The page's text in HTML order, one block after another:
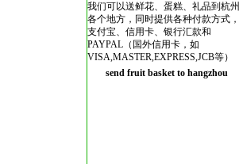
我们可以送鲜花、蛋糕、礼品到杭州
各个地方，同时提供各种付款方式，
支付宝、信用卡、银行汇款和
PAYPAL（国外信用卡，如
VISA,MASTER,EXPRESS,JCB等）
send fruit basket to hangzhou